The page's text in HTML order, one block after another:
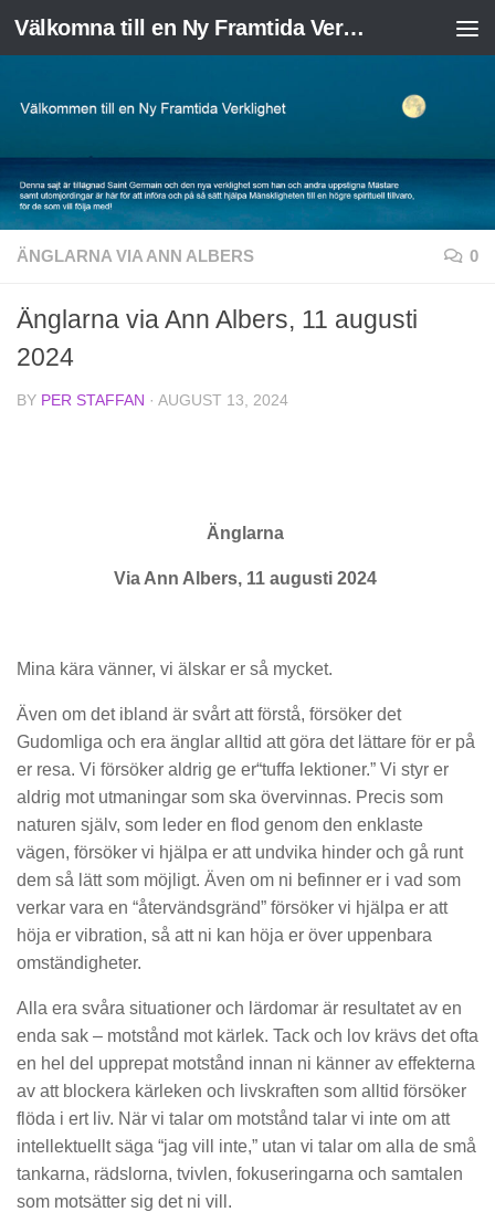
Skip to content Välkomna till en Ny Framtida Verklighet
ÄNGLARNA VIA ANN ALBERS 0
Änglarna via Ann Albers, 11 augusti
2024
BY PER STAFFAN · AUGUST 13, 2024
Änglarna
Via Ann Albers, 11 augusti 2024
Mina kära vänner, vi älskar er så mycket.
Även om det ibland är svårt att förstå, försöker det
Gudomliga och era änglar alltid attgöra det lättare för er på
er resa. Vi försöker aldrig ge er“tuffa lektioner.” Vi styr er
aldrig mot utmaningar som ska övervinnas. Precis som
naturen själv, som leder en flod genom den enklaste
vägen, försöker vi hjälpa er att undvika hinder och gå runt
dem så lätt som möjligt. Även om ni befinner er i vad som
verkar vara en “återvändsgränd” försöker vi hjälpa er att
höja er vibration, så att ni kan höja er över uppenbara
omständigheter.
Alla era svåra situationer och lärdomar är resultatet av en
enda sak – motstånd mot kärlek. Tack och lov krävs det ofta
en hel del upprepat motstånd innan ni känner av effekterna
av att blockera kärleken och livskraften som alltid försöker
flöda i ert liv. När vi talar om motstånd talar vi inte om att
intellektuellt säga “jag vill inte,” utan vi talar om alla de små
tankarna, rädslorna, tvivlen, fokuseringarna och samtalen
som motsätter sig det ni vill .